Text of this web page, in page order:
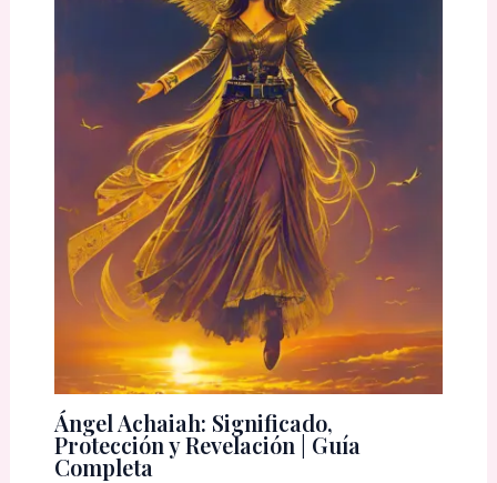
Ángel Achaiah: Significado,
Protección y Revelación | Guía
Completa